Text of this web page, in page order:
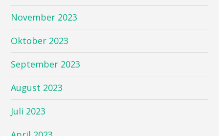
November 2023
Oktober 2023
September 2023
August 2023
Juli 2023